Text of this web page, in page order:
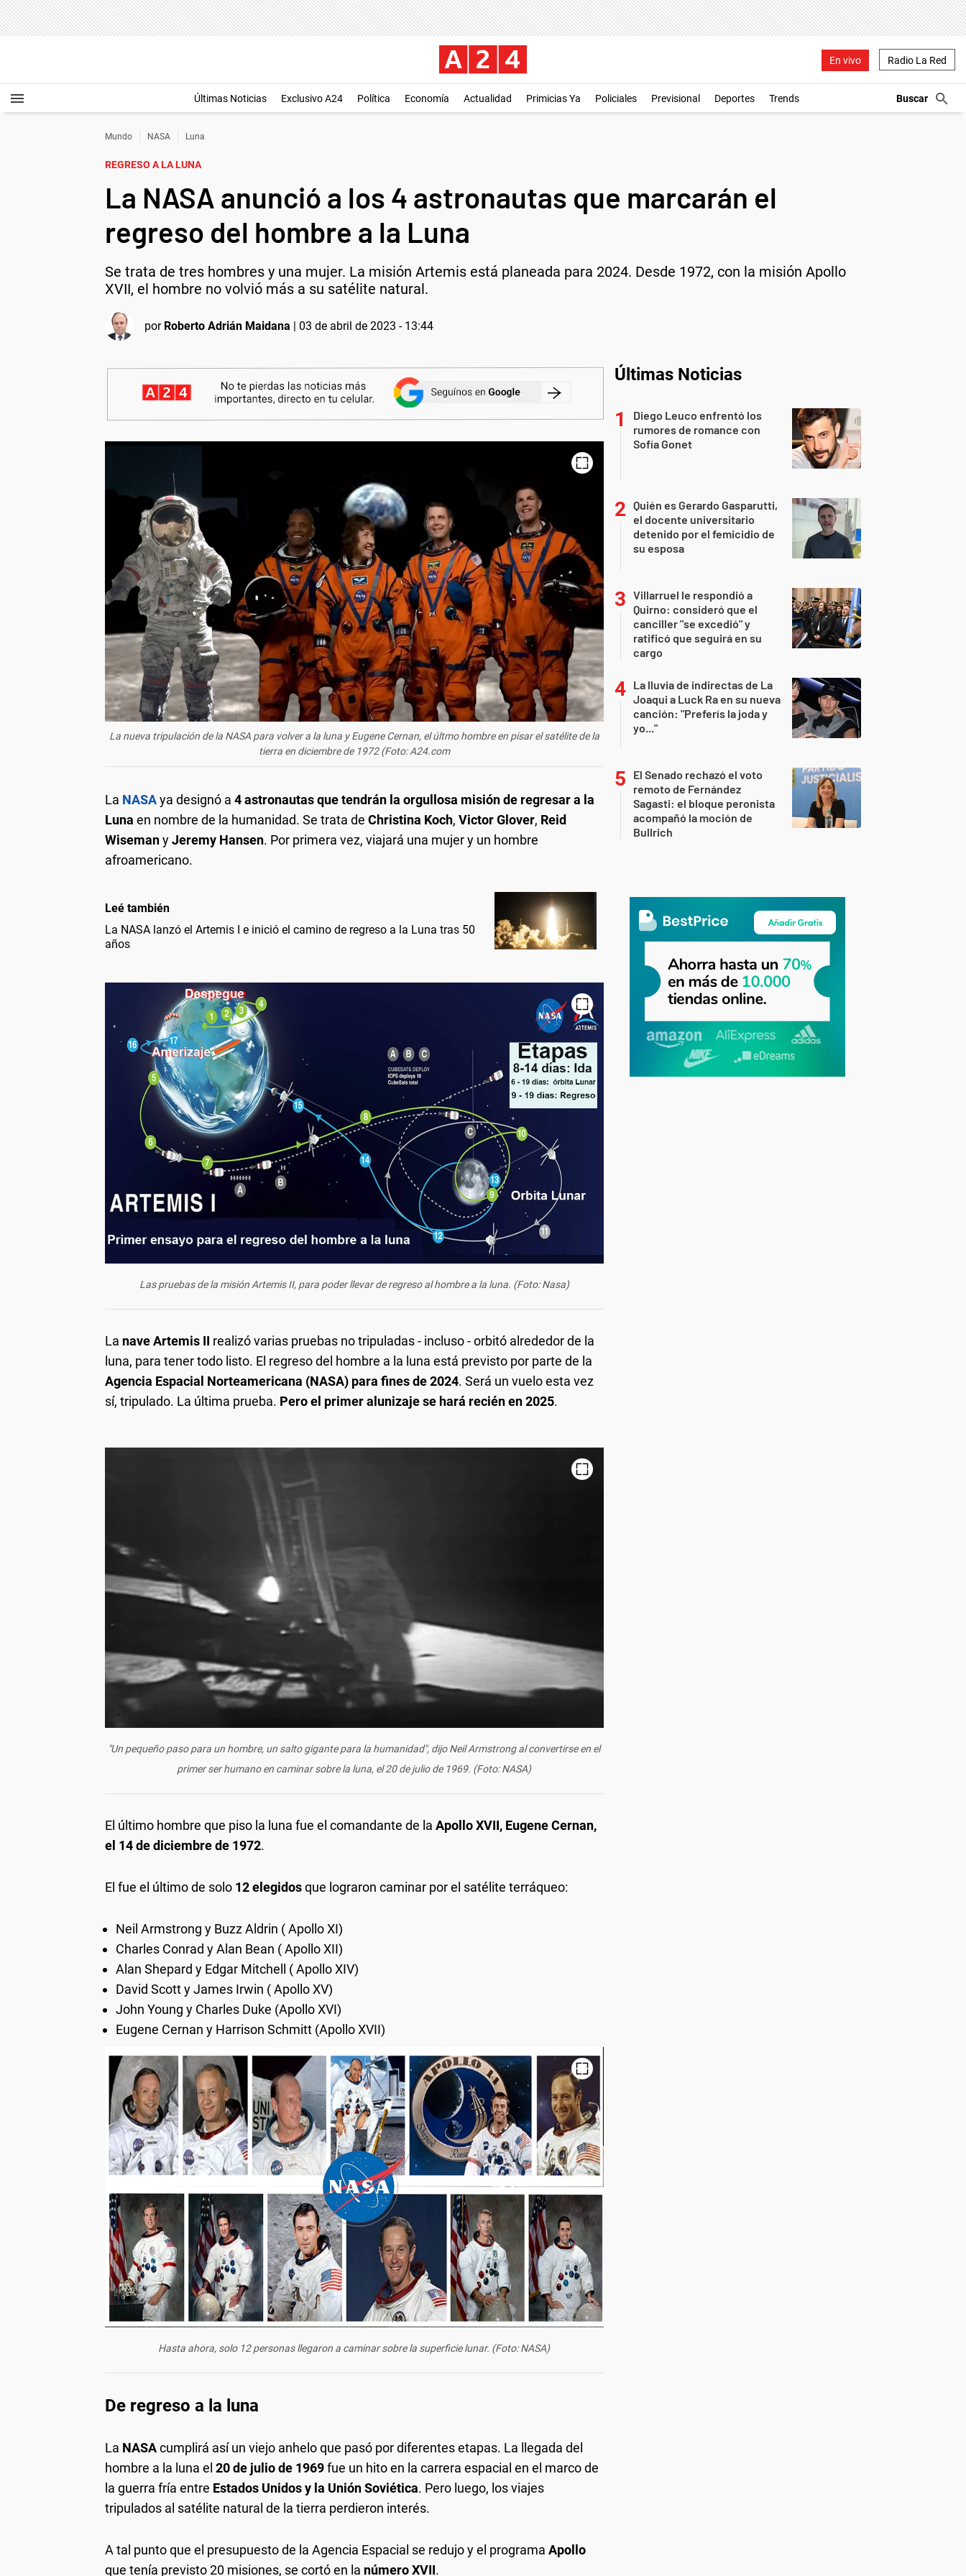
En vivo Radio La Red
Últimas Noticias Exclusivo A24 Política Economía Actualidad Primicias Ya Policiales Previsional Deportes Trends
Mundo NASA Luna
REGRESO A LA LUNA
La NASA anunció a los 4 astronautas que marcarán el
regreso del hombre a la Luna
Se trata de tres hombres y una mujer. La misión Artemis está planeada para 2024. Desde 1972, con la misión Apollo
XVII, el hombre no volvió más a su satélite natural.
por Roberto Adrián Maidana | 03 de abril de 2023 - 13:44
La nueva tripulación de la NASA para volver a la luna y Eugene Cernan, el últmo hombre en pisar el satélite de la
tierra en diciembre de 1972 (Foto: A24.com
La NASAya designó a 4 astronautas que tendrán la orgullosa misión de regresar a la
Luna en nombre de la humanidad. Se trata de Christina Koch, Victor Glover, Reid
WisemanyJeremy Hansen. Por primera vez, viajará una mujer y un hombre
afroamericano.
Leé también
La NASA lanzó el Artemis I e inició el camino de regreso a la Luna tras 50
años
Las pruebas de la misión Artemis II, para poder llevar de regreso al hombre a la luna. (Foto: Nasa)
La nave Artemis II realizó varias pruebas no tripuladas - incluso - orbitó alrededor de la
luna, para tener todo listo. El regreso del hombre a la luna está previsto por parte de la
Agencia Espacial Norteamericana (NASA) para fines de 2024. Será un vuelo esta vez
sí, tripulado. La última prueba. Pero el primer alunizaje se hará recién en 2025.
"Un pequeño paso para un hombre, un salto gigante para la humanidad", dijo Neil Armstrong al convertirse en el
primer ser humano en caminar sobre la luna, el 20 de julio de 1969. (Foto: NASA)
El último hombre que piso la luna fue el comandante de la Apollo XVII, Eugene Cernan,
el 14 de diciembre de 1972.
El fue el último de solo 12 elegidosque lograron caminar por el satélite terráqueo:
Neil Armstrong y Buzz Aldrin ( Apollo XI)
Charles Conrad y Alan Bean ( Apollo XII)
Alan Shepard y Edgar Mitchell ( Apollo XIV)
David Scott y James Irwin ( Apollo XV)
John Young y Charles Duke (Apollo XVI)
Eugene Cernan y Harrison Schmitt (Apollo XVII)
Hasta ahora, solo 12 personas llegaron a caminar sobre la superficie lunar. (Foto: NASA)
De regreso a la luna
La NASAcumplirá así un viejo anhelo que pasó por diferentes etapas. La llegada del
hombre a la luna el 20 de julio de 1969fue un hito en la carrera espacial en el marco de
la guerra fría entre Estados Unidos y la Unión Soviética. Pero luego, los viajes
tripulados al satélite natural de la tierra perdieron interés.
A tal punto que el presupuesto de la Agencia Espacial se redujo y el programa Apollo
que tenía previsto 20 misiones, se cortó en la número XVII.
Últimas Noticias
Diego Leuco enfrentó los
rumores de romance con
Sofía Gonet
Quién es Gerardo Gasparutti,
el docente universitario
detenido por el femicidio de
su esposa
Villarruel le respondió a
Quirno: consideró que el
canciller "se excedió" y
ratificó que seguirá en su
cargo
La lluvia de indirectas de La
Joaqui a Luck Ra en su nueva
canción: "Preferís la joda y
yo..."
El Senado rechazó el voto
remoto de Fernández
Sagasti: el bloque peronista
acompañó la moción de
Bullrich